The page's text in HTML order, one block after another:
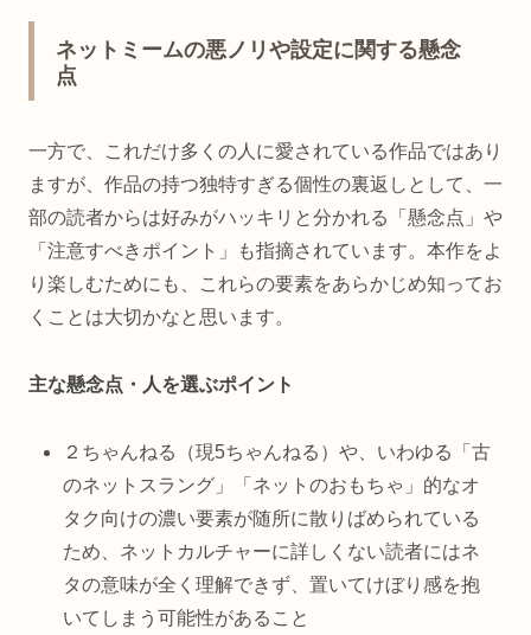
ネットミームの悪ノリや設定に関する懸念
点
一方で、これだけ多くの人に愛されている作品ではあり
ますが、作品の持つ独特すぎる個性の裏返しとして、一
部の読者からは好みがハッキリと分かれる「懸念点」や
「注意すべきポイント」も指摘されています。本作をよ
り楽しむためにも、これらの要素をあらかじめ知ってお
くことは大切かなと思います。
主な懸念点・人を選ぶポイント
２ちゃんねる（現5ちゃんねる）や、いわゆる「古
のネットスラング」「ネットのおもちゃ」的なオ
タク向けの濃い要素が随所に散りばめられている
ため、ネットカルチャーに詳しくない読者にはネ
タの意味が全く理解できず、置いてけぼり感を抱
いてしまう可能性があること